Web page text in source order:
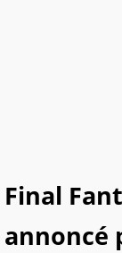
Final
annoncé